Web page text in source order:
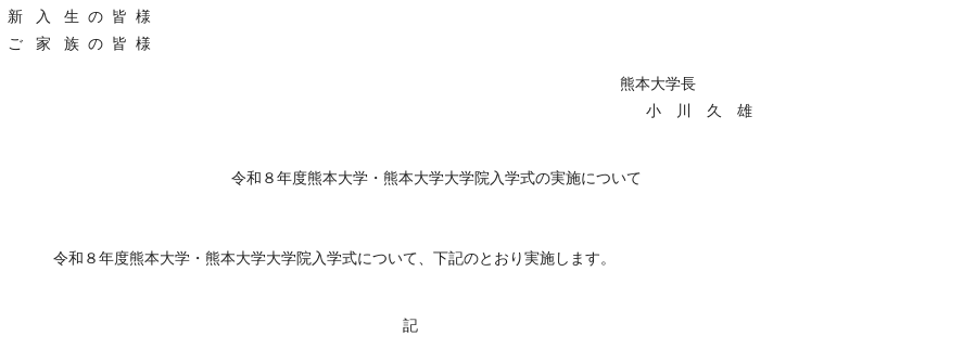
新 入 生 の 皆 様
ご 家 族 の 皆 様
熊本大学長
小 川 久 雄
令和８年度熊本大学・熊本大学大学院入学式の実施について
令和８年度熊本大学・熊本大学大学院入学式について、下記のとおり実施します。
記